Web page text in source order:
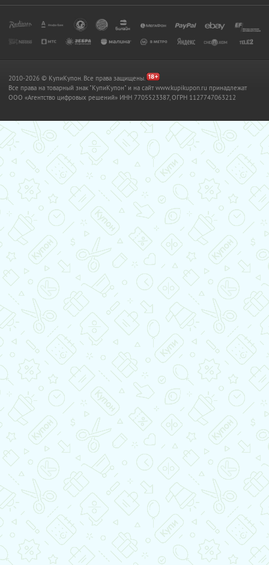
2010-2026 © КупиКупон. Все права защищены.
Все права на товарный знак "КупиКупон" и на сайт www.kupikupon.ru принадлежат
OOO «Агентство цифровых решений» ИНН 7705523387, ОГРН 1127747063212